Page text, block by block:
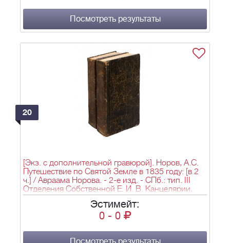
15х10,2 см.
Посмотреть результаты
20
[Экз. с дополнительной гравюрой]. Норов, А.С.
Путешествие по Святой Земле в 1835 году: [в 2
ч.] / Авраама Норова. - 2-е изд. - СПб.: тип. III
Отделения Собственной Е. И. В. Канцелярии,
1844. - Ч. 1. - [4], XVI, 384 c., [1] грав. загл. л., [6]
л. ил., [1] л. план.; Ч. 2. - [6], 368 c., [1] грав. загл.
л., [5] л. ил., [1] л. карт.; 25,3х16,5 см.
Эстимейт:
0 - 0